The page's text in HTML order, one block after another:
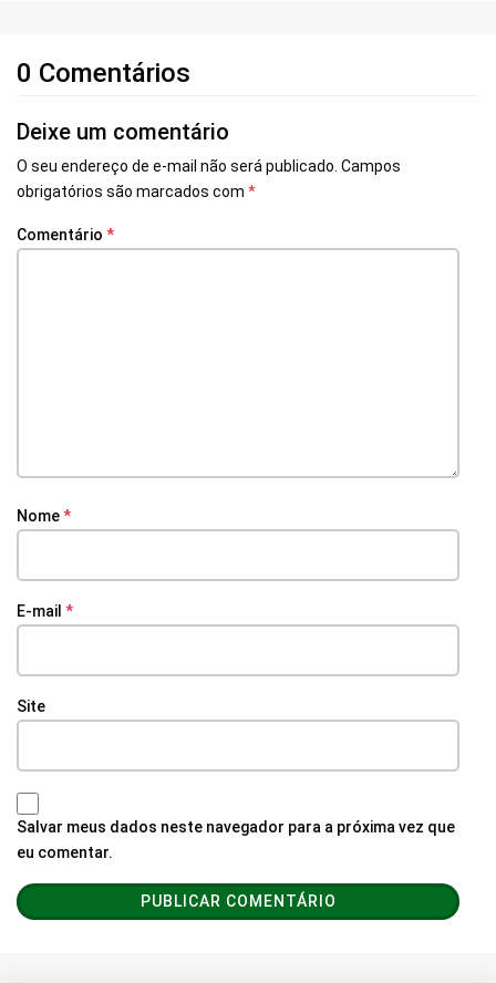
0 Comentários
Deixe um comentário
O seu endereço de e-mail não será publicado. Campos
obrigatórios são marcados com *
Comentário *
Nome*
E-mail *
Site
Salvar meus dados neste navegador para a próxima vez que
eu comentar.